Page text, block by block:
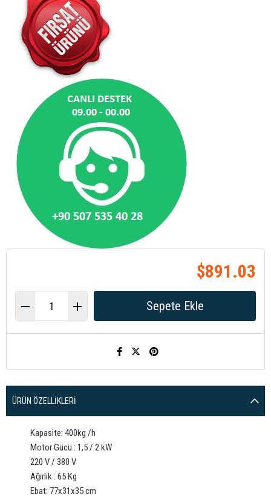
$891.03
ÜRÜN ÖZELLIKLERI
Kapasite: 400kg /h
Motor Gücü : 1,5 / 2 kW
220 V / 380 V
Ağırlık : 65 Kg
Ebat: 77x31x35 cm